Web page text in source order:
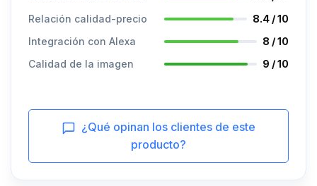
Relación calidad-precio
8.4 / 10
Integración con Alexa
8 / 10
Calidad de la imagen
9 / 10
¿Qué opinan los clientes de este
producto?